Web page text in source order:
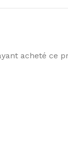
acheté ce